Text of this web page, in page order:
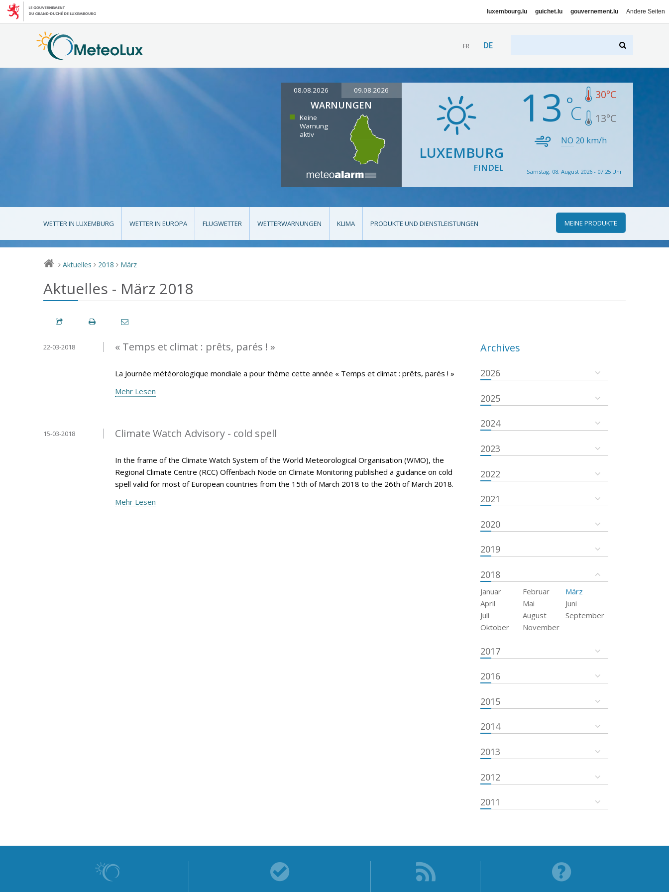
luxembourg.lu guichet.lu gouvernement.lu Andere Seiten
FR DE
08.08.2026 09.08.2026
WARNUNGEN
Keine
Warnung
aktiv
LUXEMBURG
FINDEL
13 30°C
13°C
NO 20 km/h
Samstag, 08. August 2026 - 07:25 Uhr
WETTER IN LUXEMBURG WETTER IN EUROPA FLUGWETTER WETTERWARNUNGEN KLIMA PRODUKTE UND DIENSTLEISTUNGEN MEINE PRODUKTE
> Aktuelles > 2018 > März
Aktuelles - März 2018
« Temps et climat : prêts, parés ! »
22-03-2018
La Journée météorologique mondiale a pour thème cette année « Temps et climat : prêts, parés ! »
Mehr Lesen
Climate Watch Advisory - cold spell
15-03-2018
In the frame of the Climate Watch System of the World Meteorological Organisation (WMO), the
Regional Climate Centre (RCC) Offenbach Node on Climate Monitoring published a guidance on cold
spell valid for most of European countries from the 15th of March 2018 to the 26th of March 2018.
Mehr Lesen
Archives
2026
2025
2024
2023
2022
2021
2020
2019
2018
Januar Februar
März
April
Mai
Juni
Juli
August
September
Oktober
November
2017
2016
2015
2014
2013
2012
2011